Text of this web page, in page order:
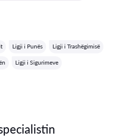
Ligji i Punës Ligji i Trashëgimisë
Ligji i Sigurimeve